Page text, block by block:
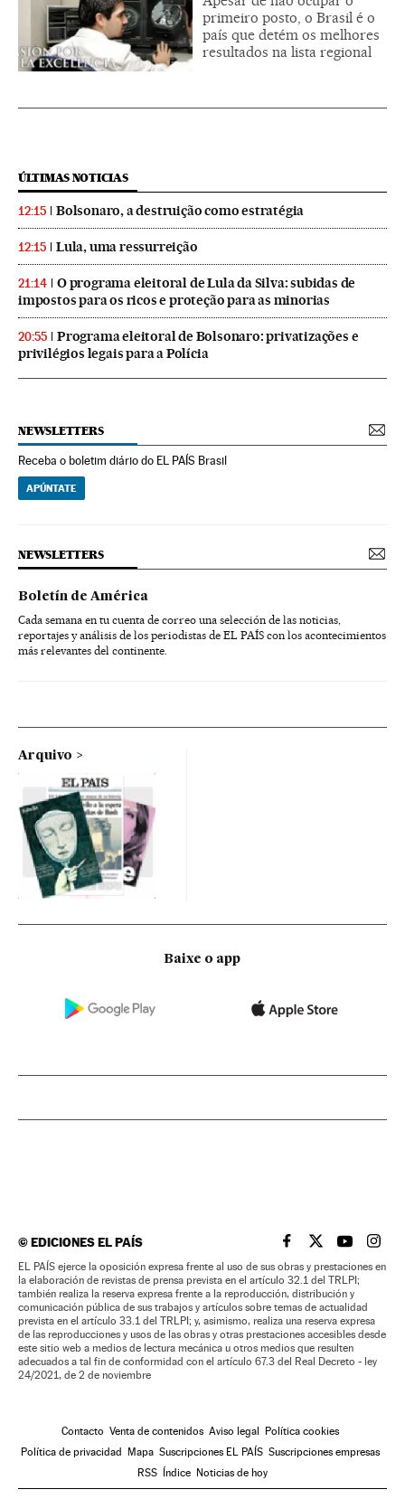
primeiro posto, o Brasil é o
país que detém os melhores
resultados na lista regional
ÚLTIMAS NOTICIAS
12:15 Bolsonaro, a destruição como estratégia
12:15 Lula, uma ressurreição
21:14
O programa eleitoral de Lula da Silva: subidas de
impostos para os ricos e proteção para as minorias
20:55
Programa eleitoral de Bolsonaro: privatizações e
privilégios legais para a Polícia
NEWSLETTERS
Receba o boletim diário do EL PAÍS Brasil
APÚNTATE
NEWSLETTERS
Boletín de América
Cada semana en tu cuenta de correo una selección de las noticias,
reportajes y análisis de los periodistas de EL PAÍS con los acontecimientos
más relevantes del continente.
Arquivo
Baixe o app
©EDICIONES EL PAÍS EL PAÍS BRASIL EN
EL PAÍSEL PAÍS
EL
EL PAÍS ejerce la oposición expresa frente al uso de sus obras y prestaciones en
la elaboración de revistas de prensa prevista en el artículo 32.1 del TRLPI;
también realiza la reserva expresa frente a la reproducción, distribución y
comunicación pública de sus trabajos y artículos sobre temas de actualidad
prevista en el artículo 33.1 del TRLPI; y, asimismo, realiza una reserva expresa
de las reproducciones y usos de las obras y otras prestaciones accesibles desde
este sitio web a medios de lectura mecánica u otros medios que resulten
adecuados a tal fin de conformidad con el artículo 67.3 del Real Decreto - ley
24/2021, de 2 de noviembre
Contacto Venta de contenidos Aviso legal
Política cookies
Política de privacidad
Mapa Suscripciones EL PAÍS Suscripciones empresas
RSS
Índice Noticias de hoy